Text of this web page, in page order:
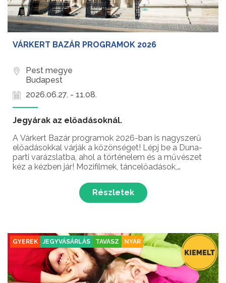
VÁRKERT BAZÁR PROGRAMOK 2026
Pest megye
Budapest
2026.06.27. - 11.08.
Jegyárak az előadásoknál.
A Várkert Bazár programok 2026-ban is nagyszerű
előadásokkal várják a közönséget! Lépj be a Duna-
parti varázslatba, ahol a történelem és a művészet
kéz a kézben jár! Mozifilmek, táncelőadások,
helyen, Budapest ékszerdobozában a Várkert
Részletek
GYEREK JEGYVÁSÁRLÁS TAVASZ NYÁR